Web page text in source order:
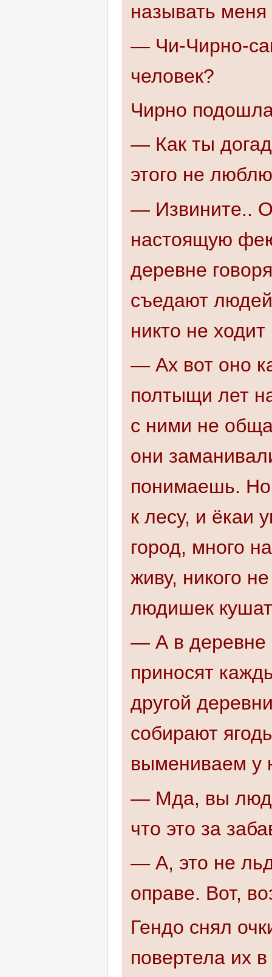
называть меня
— Чи-Чирно-
человек?
Чирно
— Как ты
этого не
— Извините..
настоящую
деревне
съедают
никто не
— Ах вот оно
полтыщи лет
с ними не
они
понимаешь.
к лесу, и ёкаи
город, много
живу, никого
людишек
— А в деревне
приносят
другой
собирают
вымениваем у
— Мда, вы
что это за
— А, это не
оправе. Вот,
Гендо снял
повертела их в